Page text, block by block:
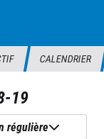
CALENDRIER
19
régulière